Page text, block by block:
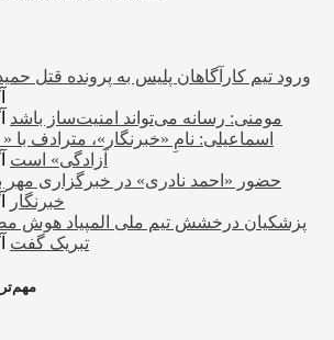
ورود تیم کارآگاهان پلیس به پرونده قتل
مومنی: رسانه می‌تواند امنیت‌ساز باشد
اسماعیلی: نامِ «خبرنگار»، مترادف
آزادگی» است
حضور «احمد نادری» در خبرگزاری مهر
خبرنگار
پزشکیان درخشش تیم ملی المپیاد هوش
تبریک گفت